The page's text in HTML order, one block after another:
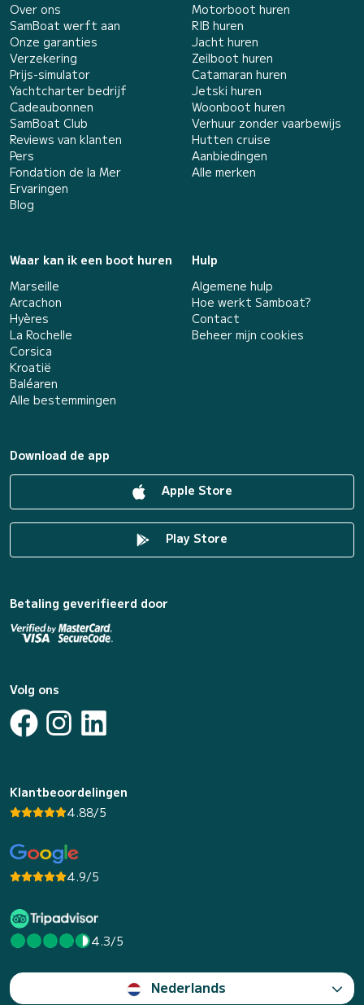
Over ons
SamBoat werft aan
Onze garanties
Verzekering
Prijs-simulator
Yachtcharter bedrijf
Cadeaubonnen
SamBoat Club
Reviews van klanten
Pers
Fondation de la Mer
Ervaringen
Blog
Motorboot huren
RIB huren
Jacht huren
Zeilboot huren
Catamaran huren
Jetski huren
Woonboot huren
Verhuur zonder vaarbewijs
Hutten cruise
Aanbiedingen
Alle merken
Waar kan ik een boot huren
Marseille
Arcachon
Hyères
La Rochelle
Corsica
Kroatië
Baléaren
Alle bestemmingen
Hulp
Algemene hulp
Hoe werkt Samboat?
Contact
Beheer mijn cookies
Download de app
Apple Store
Play Store
Betaling geverifieerd door
Volg ons
Klantbeoordelingen
4.88/5
4.9/5
4.3/5
Nederlands